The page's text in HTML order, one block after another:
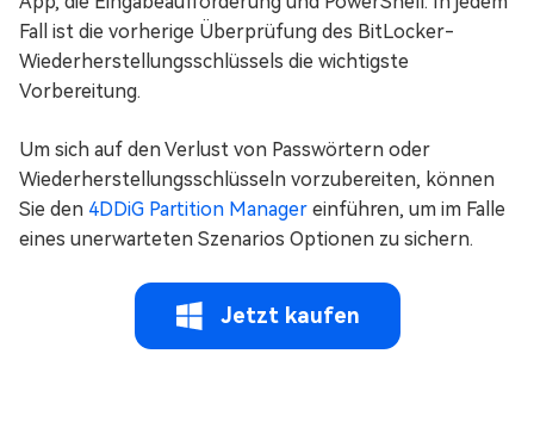
Fall ist die vorherige Überprüfung des BitLocker-
Wiederherstellungsschlüssels die wichtigste
Vorbereitung.
Um sich auf den Verlust von Passwörtern oder
Wiederherstellungsschlüsseln vorzubereiten, können
Sie den 4DDiG Partition Manager einführen, um im Falle
eines unerwarteten Szenarios Optionen zu sichern.
Jetzt kaufen